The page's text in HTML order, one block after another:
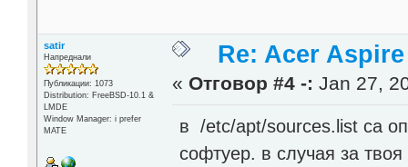
satir
Напреднали
Публикации: 1073
Distribution: FreeBSD-10.1 &
LMDE
Window Manager: i prefer
MATE
Re: Acer
« Отговор #4 -: Jan 27,
в /etc/apt/sources.list са
софтуер. в случая за